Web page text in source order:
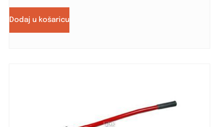
Dodaj u košaricu